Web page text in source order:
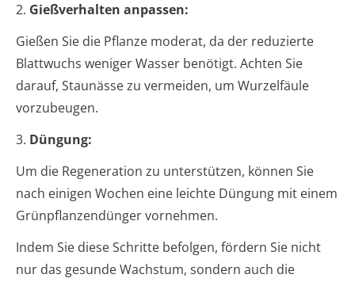
2. Gießverhalten anpassen:
Gießen Sie die Pflanze moderat, da der reduzierte
Blattwuchs weniger Wasser benötigt. Achten Sie
darauf, Staunässe zu vermeiden, um Wurzelfäule
vorzubeugen.
3. Düngung:
Um die Regeneration zu unterstützen, können Sie
nach einigen Wochen eine leichte Düngung mit einem
Grünpflanzendünger vornehmen.
Indem Sie diese Schritte befolgen, fördern Sie nicht
nur das gesunde Wachstum, sondern auch die